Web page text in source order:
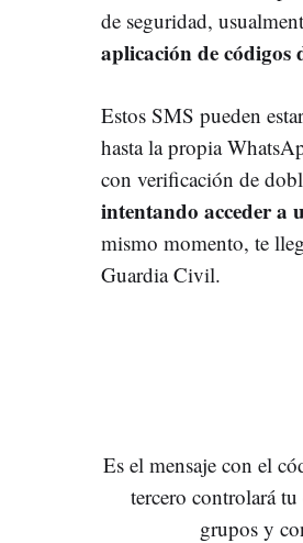
de seguridad,
aplicación de códigos
Estos SMS pueden
hasta la propia
con verificación de
intentando acceder a
mismo momento, te
Guardia Civil.
Es el mensaje con el
tercero controlará
grupos y